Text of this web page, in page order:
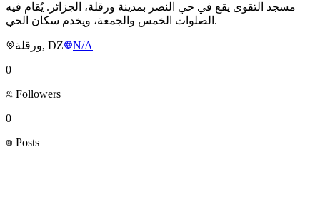
مسجد التقوى يقع في حي النصر بمدينة ورقلة، الجزائر. يُقام فيه
الصلوات الخمس والجمعة، ويخدم سكان الحي.
ورقلة, DZ
N/A
0
Followers
0
Posts